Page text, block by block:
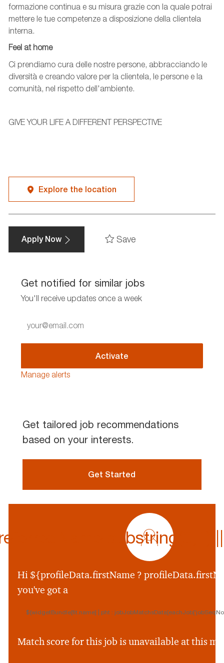
formazione continua e su misura grazie con la quale potrai
mettere le tue competenze a disposizione della clientela
interna.
Feel athome
Ci prendiamo cura delle nostre persone, abbracciando le
diversità e creando valore per la clientela, le persone e la
comunità, nel rispetto dell'ambiente.
GIVE YOUR LIFE A DIFFERENT PERSPECTIVE
Explore the location
Apply Now Save
Get notified for similar jobs
You'll receive updates once a week
Email
address
Activate
Manage alerts
Get tailored job recommendations
based on your interests.
Get Started
profile
icon
${preferredName
&&
Hi ${profileData.firstName ?
you've got a
${widgetBundle[fit.name] | pht :
Match score for this job is unavailable at this